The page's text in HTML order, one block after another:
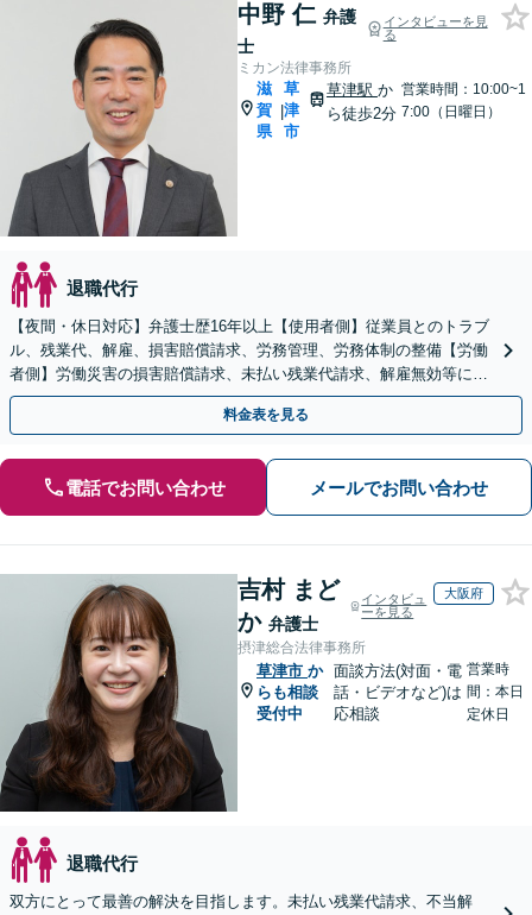
中野 仁 弁護
士
インタビューを見
る
ミカン法律事務所
滋
賀
県
|
草
津
市
草津駅 か
ら徒歩2分
営業時間：10:00~1
7:00（日曜日）
退職代行
【夜間・休日対応】弁護士歴16年以上【使用者側】従業員とのトラブ
ル、残業代、解雇、損害賠償請求、労務管理、労務体制の整備【労働
者側】労働災害の損害賠償請求、未払い残業代請求、解雇無効等に対
応【JR草津駅2分】
料金表を見る
電話でお問い合わせ メールでお問い合わせ
吉村 まど
か 弁護士
インタビュ
ーを見る
大阪府
摂津総合法律事務所
草津市 か
らも相談
受付中
面談方法(対面・電
話・ビデオなど)は
応相談
営業時
間：本日
定休日
退職代行
双方にとって最善の解決を目指します。未払い残業代請求、不当解